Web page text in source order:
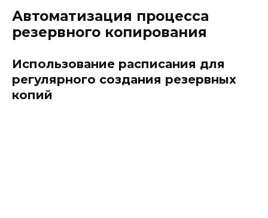
Автоматизация процесса
резервного копирования
Использование расписания для
регулярного создания резервных
копий